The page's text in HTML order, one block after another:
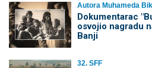
Autora Muhameda
Dokumentarac
osvojio nagradu
Banji
32. SFF